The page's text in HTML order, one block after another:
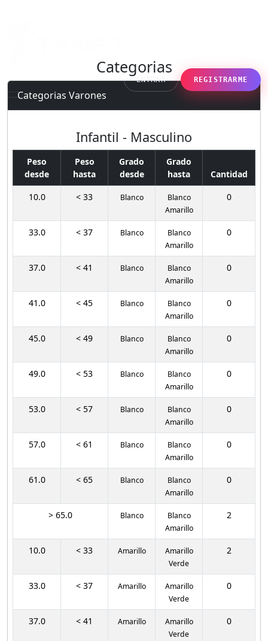
ENTRAR REGISTRARME
Categorias
Categorias Varones
Infantil - Masculino
Peso
desde
Peso
hasta
Grado
desde
Grado
hasta
Cantidad
10.0
< 33 Blanco
Blanco
Amarillo
0
33.0 < 37 Blanco
Blanco
Amarillo
0
37.0 < 41 Blanco
Blanco
Amarillo
0
41.0 < 45 Blanco
Blanco
Amarillo
0
45.0 < 49 Blanco
Blanco
Amarillo
0
49.0 < 53 Blanco
Blanco
Amarillo
0
53.0 < 57 Blanco
Blanco
Amarillo
0
57.0 < 61 Blanco
Blanco
Amarillo
0
61.0 < 65 Blanco
Blanco
Amarillo
0
> 65.0 Blanco
Blanco
Amarillo
2
10.0 < 33 Amarillo
Amarillo
Verde
2
33.0 < 37 Amarillo
Amarillo
Verde
0
37.0 < 41 Amarillo
Amarillo
Verde
0